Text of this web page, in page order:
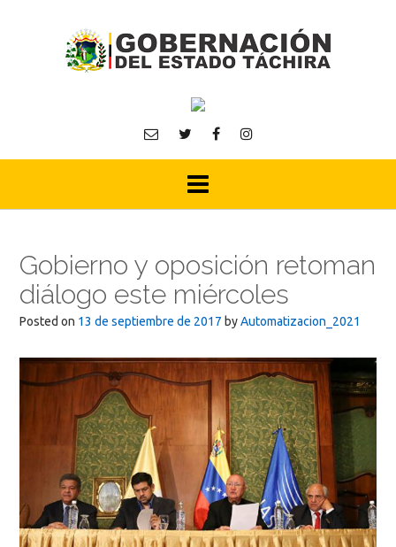
Gobierno y oposición retoman
diálogo este miércoles
Posted on 13 de septiembre de 2017 byAutomatizacion_2021